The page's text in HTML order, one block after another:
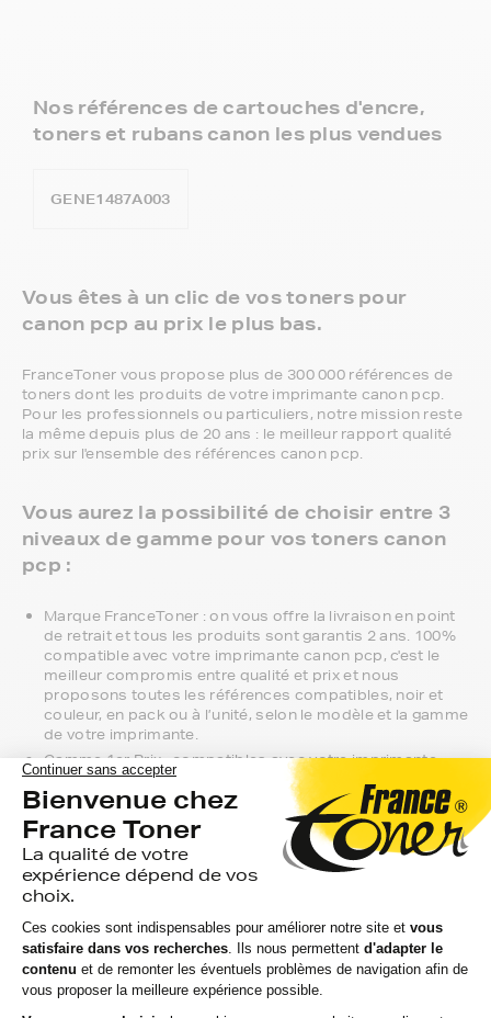
Nos références de cartouches d'encre,
toners et rubans canon les plus vendues
GENE1487A003
Vous êtes à un clic de vos toners pour
canon pcp au prix le plus bas.
FranceToner vous propose plus de 300 000 références de
toners dont les produits de votre imprimante canon pcp.
Pour les professionnels ou particuliers, notre mission reste
la même depuis plus de 20 ans : le meilleur rapport qualité
prix sur l'ensemble des références canon pcp.
Vous aurez la possibilité de choisir entre 3
niveaux de gamme pour vos toners canon
pcp :
Marque FranceToner : on vous offre la livraison en point
de retrait et tous les produits sont garantis 2 ans. 100%
compatible avec votre imprimante canon pcp, c'est le
meilleur compromis entre qualité et prix et nous
proposons toutes les références compatibles, noir et
couleur, en pack ou à l’unité, selon le modèle et la gamme
de votre imprimante.
Gamme 1er Prix : compatibles avec votre imprimante
canon pcp, ces produits sans marque sont ceux de
notre gamme discount.
Marque constructeur : si vous avez l'habitude d'aller
chercher vos toners canon pcp en magasin, gagnez du
temps en vous faisant livrer directement chez vous.
Si vous avez la moindre question sur la
compatibilité de votre produit avec votre
imprimante canon pcp, nous sommes à